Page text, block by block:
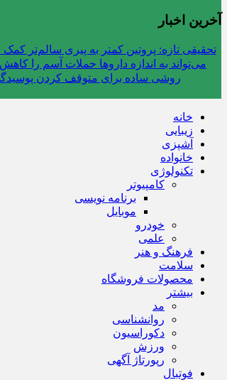
آخرین اخبار
تحقیقی تازه: پروتین کمتر به پیری سالم‌تر
می‌تواند به اندازه داروها حملات آسم را
روشی ساده برای متوقف کردن
خانه
زیبایی
آشپزی
خانواده
تکنولوژی
کامپیوتر
برنامه نویسی
موبایل
خودرو
علمی
فرهنگ و هنر
سلامت
محصولات فروشگاه
بیشتر
مد
روانشناسی
دکوراسیون
ورزش
رپورتاژ آگهی
فوتبال